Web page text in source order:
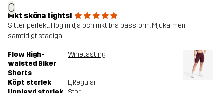
C
Mkt sköna tights!
Sitter perfekt. Hög midja och mkt bra passform. Mjuka, men
samtidigt stadiga.
Flow High-
waisted Biker
Shorts
Winetasting
Köpt storlek L, Regular